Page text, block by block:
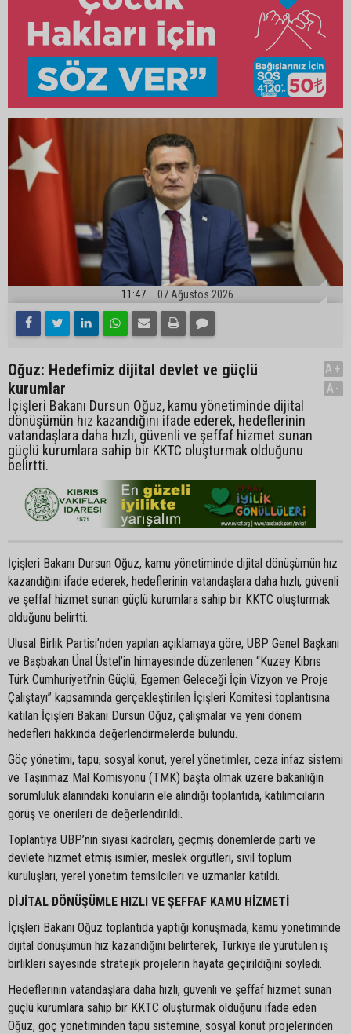
11:47 07 Ağustos 2026
Oğuz: Hedefimiz dijital devlet ve güçlü
kurumlar
İçişleri Bakanı Dursun Oğuz, kamu yönetiminde dijital
dönüşümün hız kazandığını ifade ederek, hedeflerinin
vatandaşlara daha hızlı, güvenli ve şeffaf hizmet sunan
güçlü kurumlara sahip bir KKTC oluşturmak olduğunu
belirtti.
A+
A-
İçişleri Bakanı Dursun Oğuz, kamu yönetiminde dijital dönüşümün hız
kazandığını ifade ederek, hedeflerinin vatandaşlara daha hızlı, güvenli
ve şeffaf hizmet sunan güçlü kurumlara sahip bir KKTC oluşturmak
olduğunu belirtti.
Ulusal Birlik Partisi’nden yapılan açıklamaya göre, UBP Genel Başkanı
ve Başbakan Ünal Üstel’in himayesinde düzenlenen “Kuzey Kıbrıs
Türk Cumhuriyeti’nin Güçlü, Egemen Geleceği İçin Vizyon ve Proje
Çalıştayı” kapsamında gerçekleştirilen İçişleri Komitesi toplantısına
katılan İçişleri Bakanı Dursun Oğuz, çalışmalar ve yeni dönem
hedefleri hakkında değerlendirmelerde bulundu.
Göç yönetimi, tapu, sosyal konut, yerel yönetimler, ceza infaz sistemi
ve Taşınmaz Mal Komisyonu (TMK) başta olmak üzere bakanlığın
sorumluluk alanındaki konuların ele alındığı toplantıda, katılımcıların
görüş ve önerileri de değerlendirildi.
Toplantıya UBP’nin siyasi kadroları, geçmiş dönemlerde parti ve
devlete hizmet etmiş isimler, meslek örgütleri, sivil toplum
kuruluşları, yerel yönetim temsilcileri ve uzmanlar katıldı.
DİJİTAL DÖNÜŞÜMLE HIZLI VE ŞEFFAF KAMU HİZMETİ
İçişleri Bakanı Oğuz toplantıda yaptığı konuşmada, kamu yönetiminde
dijital dönüşümün hız kazandığını belirterek, Türkiye ile yürütülen iş
birlikleri sayesinde stratejik projelerin hayata geçirildiğini söyledi.
Hedeflerinin vatandaşlara daha hızlı, güvenli ve şeffaf hizmet sunan
güçlü kurumlara sahip bir KKTC oluşturmak olduğunu ifade eden
Oğuz, göç yönetiminden tapu sistemine, sosyal konut projelerinden